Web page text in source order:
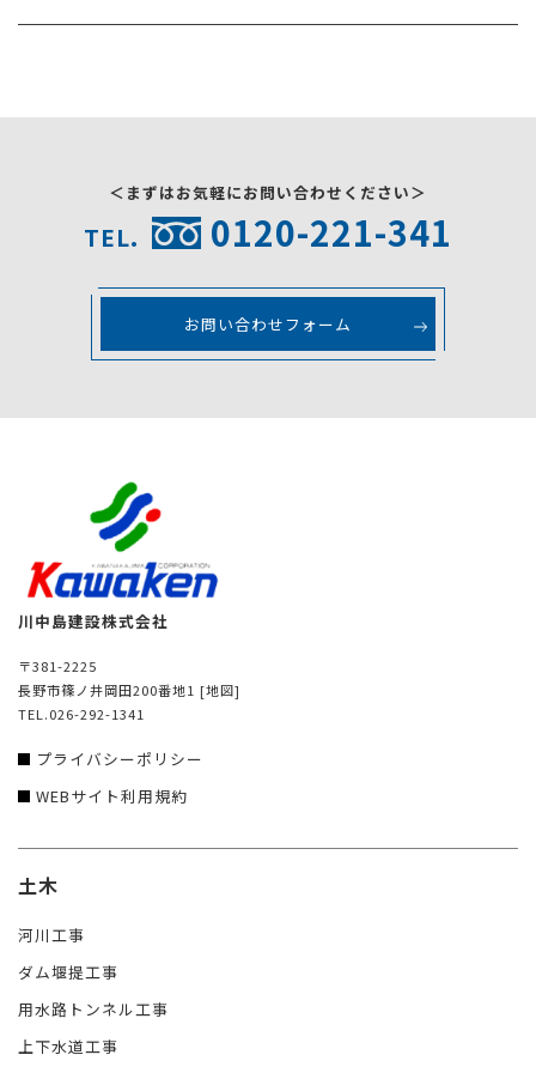
＜まずはお気軽にお問い合わせください＞
TEL. 0120-221-341
お問い合わせフォーム
川中島建設株式会社
〒381-2225
長野市篠ノ井岡田200番地1 [地図]
TEL.026-292-1341
プライバシーポリシー
WEBサイト利用規約
土木
河川工事
ダム堰提工事
用水路トンネル工事
上下水道工事